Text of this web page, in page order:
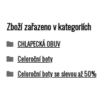
Zboží zařazeno v kategoriích
CHLAPECKÁ OBUV
Celoroční boty
Celoroční boty se slevou až 50%